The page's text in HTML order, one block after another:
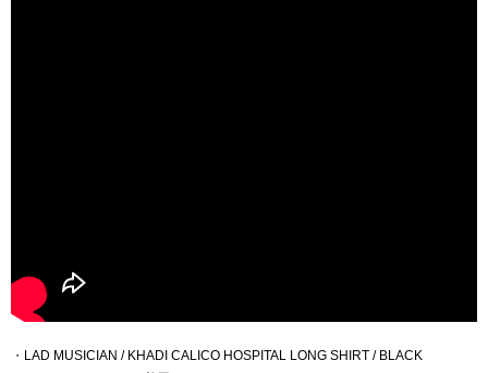
・ LAD MUSICIAN / KHADI CALICO HOSPITAL LONG SHIRT / BLACK